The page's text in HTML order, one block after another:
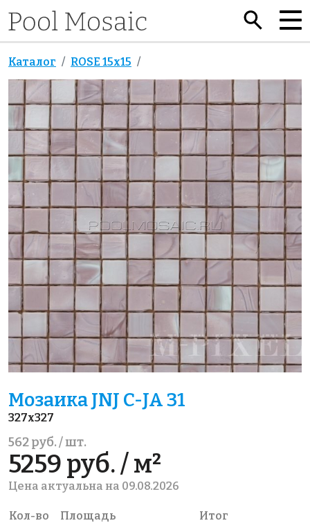
Каталог ROSE 15x15
Мозаика JNJ C-JA 31
327x327
562 руб. / шт.
5259 руб. / м²
Цена актуальна на 09.08.2026
Кол-во Площадь Итог